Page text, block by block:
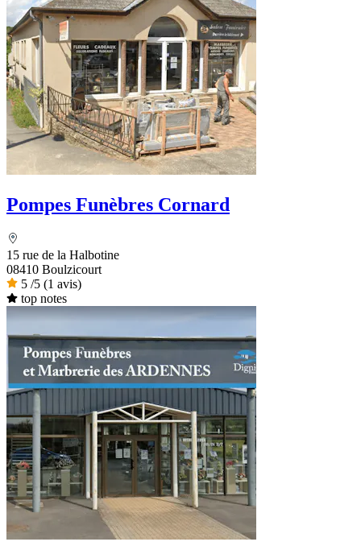
Pompes Funèbres Cornard
15 rue de la Halbotine
08410 Boulzicourt
5 /5 (1 avis)
top notes